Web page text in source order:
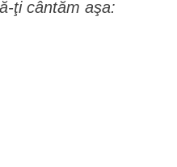
ţi cântăm aşa: